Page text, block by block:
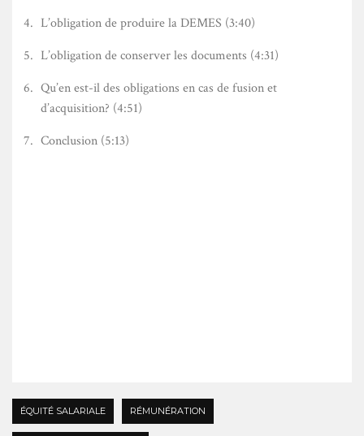
L’obligation de produire la DEMES (3:40)
L’obligation de conserver les documents (4:31)
Qu’en est-il des obligations en cas de fusion et
d’acquisition? (4:51)
Conclusion (5:13)
ÉQUITÉ SALARIALE RÉMUNÉRATION